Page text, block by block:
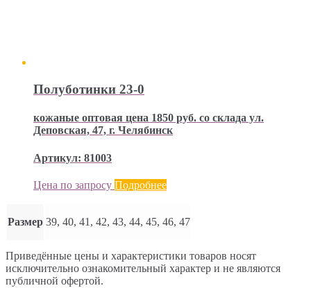
Полуботинки 23-0
кожаные оптовая цена 1850 руб. со склада ул.
Деповская, 47, г. Челябинск
Артикул: 81003
Цена по запросу Подробнее
Размер 39, 40, 41, 42, 43, 44, 45, 46, 47
Приведённые цены и характеристики товаров носят
исключительно ознакомительный характер и не являются
публичной офертой.